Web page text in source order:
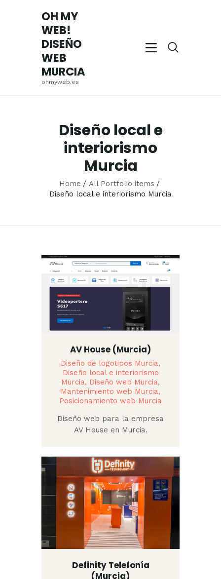
OH MY
WEB!
DISEÑO
WEB
MURCIA
ohmyweb.es
Diseño local e
interiorismo
Murcia
Home
All Portfolio items
Diseño local e interiorismo Murcia
OH MY WEB! DISEÑO WEB MURCIA
INICIO
TRABAJOS
REALIZADOS
CONTACTO
AV House (Murcia)
Diseño de logotipos Murcia,
Diseño local e interiorismo
Murcia, Diseño web Murcia,
Mantenimiento web Murcia,
Posicionamiento web Murcia
Diseño web para la empresa
AV House en Murcia.
Definity Telefonía
(Murcia)